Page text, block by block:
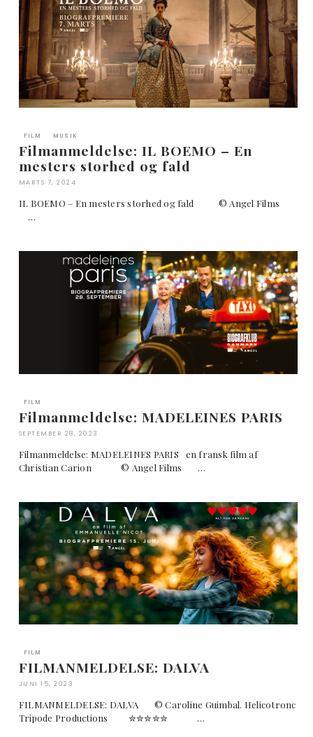
FILM MUSIK
Filmanmeldelse: IL BOEMO – En
mesters storhed og fald
MARTS 7, 2024
IL BOEMO – En mesters storhed og fald © Angel Films
…
FILM
Filmanmeldelse: MADELEINES PARIS
SEPTEMBER 28, 2023
Filmanmeldelse: MADELEINES PARIS en fransk film af
Christian Carion © Angel Films …
FILM
FILMANMELDELSE: DALVA
JUNI 15, 2023
FILMANMELDELSE: DALVA © Caroline Guimbal. Helicotronc
Tripode Productions ✮✮✮✮✮ …